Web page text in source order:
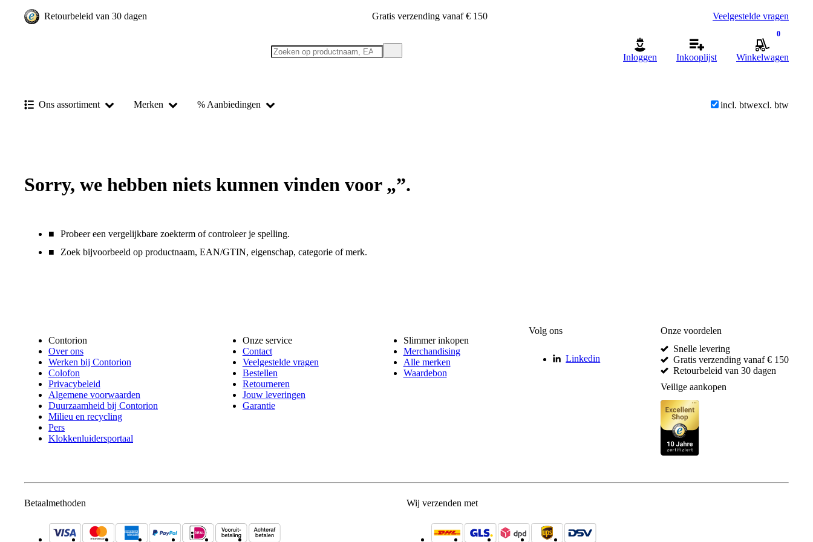
Retourbeleid van 30 dagen Gratis verzending vanaf € 150 Veelgestelde vragen
Inloggen Inkooplijst
0
Winkelwagen
Ons assortiment Merken % Aanbiedingen incl. btwexcl. btw
Sorry, we hebben niets kunnen vinden voor „”.
Probeer een vergelijkbare zoekterm of controleer je spelling.
Zoek bijvoorbeeld op productnaam, EAN/GTIN, eigenschap, categorie of merk.
Contorion
Over ons
Werken bij Contorion
Colofon
Privacybeleid
Algemene voorwaarden
Duurzaamheid bij Contorion
Milieu en recycling
Pers
Klokkenluidersportaal
Onze service
Contact
Veelgestelde vragen
Bestellen
Retourneren
Jouw leveringen
Garantie
Slimmer inkopen
Merchandising
Alle merken
Waardebon
Volg ons
Linkedin
Onze voordelen
Snelle levering
Gratis verzending vanaf € 150
Retourbeleid van 30 dagen
Veilige aankopen
Betaalmethoden Wij verzenden met